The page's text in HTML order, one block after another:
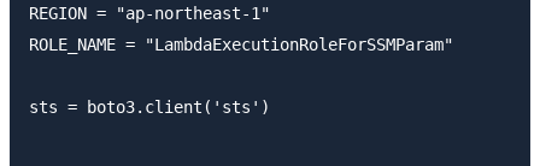
REGION = "ap-northeast-1"
ROLE_NAME = "LambdaExecutionRoleForSSMParam"
sts = boto3.client('sts')